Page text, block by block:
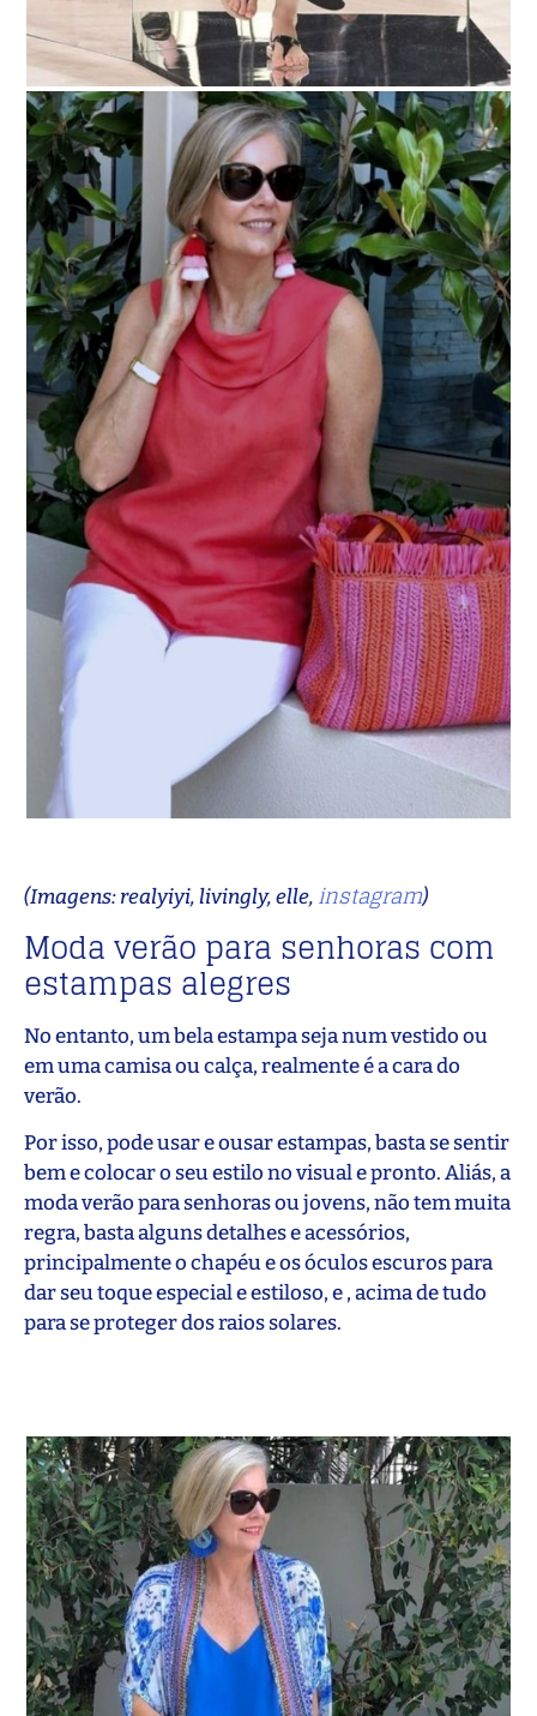
(Imagens: realyiyi, livingly, elle, instagram)
Moda verão para senhoras com
estampas alegres
No entanto, um bela estampa seja num vestido ou
em uma camisa ou calça, realmente é a cara do
verão.
Por isso, pode usar e ousar estampas, basta se sentir
bem e colocar o seu estilo no visual e pronto. Aliás, a
moda verão para senhoras ou jovens, não tem muita
regra, basta alguns detalhes e acessórios,
principalmente o chapéu e os óculos escuros para
dar seu toque especial e estiloso, e , acima de tudo
para se proteger dos raios solares.